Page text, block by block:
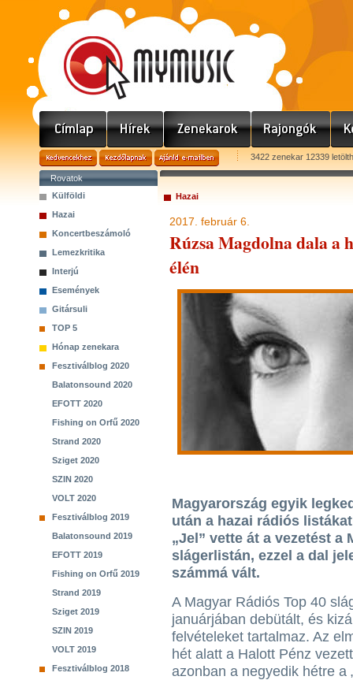
3422 zenekar 12339
Rovatok
Külföldi
Hazai
Koncertbeszámoló
Lemezkritika
Interjú
Események
Gitársuli
TOP 5
Hónap zenekara
Fesztiválblog 2020
Balatonsound 2020
EFOTT 2020
Fishing on Orfű 2020
Strand 2020
Sziget 2020
SZIN 2020
VOLT 2020
Fesztiválblog 2019
Balatonsound 2019
EFOTT 2019
Fishing on Orfű 2019
Strand 2019
Sziget 2019
SZIN 2019
VOLT 2019
Fesztiválblog 2018
Hazai
2017. február 6.
Rúzsa Magdolna dala a
élén
Magyarország egyik
után a hazai rádiós
„Jel” vette át a vezetést a
slágerlistán, ezzel a dal
számmá vált.
A Magyar Rádiós Top 40
januárjában debütált, és
felvételeket tartalmaz. Az
hét alatt a Halott Pénz
azonban a negyedik hétre a